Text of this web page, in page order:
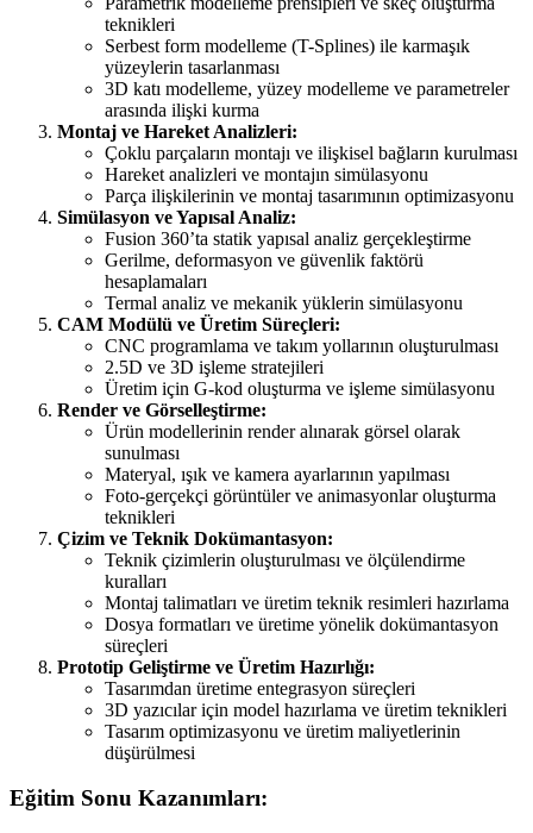
teknikleri
Serbest form modelleme (T-Splines) ile karmaşık
yüzeylerin tasarlanması
3D katı modelleme, yüzey modelleme ve parametreler
arasında ilişki kurma
Montaj ve Hareket Analizleri:
Çoklu parçaların montajı ve ilişkisel bağların kurulması
Hareket analizleri ve montajın simülasyonu
Parça ilişkilerinin ve montaj tasarımının optimizasyonu
Simülasyon ve Yapısal Analiz:
Fusion 360’ta statik yapısal analiz gerçekleştirme
Gerilme, deformasyon ve güvenlik faktörü
hesaplamaları
Termal analiz ve mekanik yüklerin simülasyonu
CAM Modülü ve Üretim Süreçleri:
CNC programlama ve takım yollarının oluşturulması
2.5D ve 3D işleme stratejileri
Üretim için G-kod oluşturma ve işleme simülasyonu
Render ve Görselleştirme:
Ürün modellerinin render alınarak görsel olarak
sunulması
Materyal, ışık ve kamera ayarlarının yapılması
Foto-gerçekçi görüntüler ve animasyonlar oluşturma
teknikleri
Çizim ve Teknik Dokümantasyon:
Teknik çizimlerin oluşturulması ve ölçülendirme
kuralları
Montaj talimatları ve üretim teknik resimleri hazırlama
Dosya formatları ve üretime yönelik dokümantasyon
süreçleri
Prototip Geliştirme ve Üretim Hazırlığı:
Tasarımdan üretime entegrasyon süreçleri
3D yazıcılar için model hazırlama ve üretim teknikleri
Tasarım optimizasyonu ve üretim maliyetlerinin
düşürülmesi
Eğitim Sonu Kazanımları: